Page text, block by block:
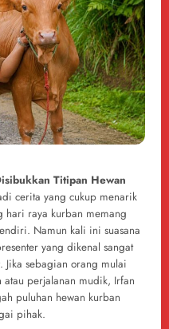
Titipan Hewan
cerita yang cukup menarik
hari raya kurban memang
Namun kali ini suasana
yang dikenal sangat
Jika sebagian orang mulai
perjalanan mudik, Irfan
puluhan hewan kurban
pihak.